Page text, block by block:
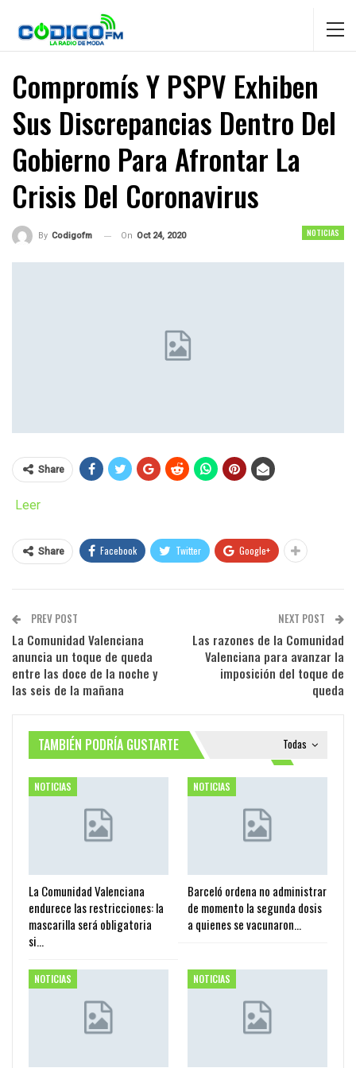
Compromís Y PSPV Exhiben
Sus Discrepancias Dentro Del
Gobierno Para Afrontar La
Crisis Del Coronavirus
NOTICIAS
By Codigofm On Oct 24, 2020
Share
Leer
Share Facebook Twitter Google+
PREV POST
La Comunidad Valenciana
anuncia un toque de queda
entre las doce de la noche y
las seis de la mañana
NEXT POST
Las razones de la Comunidad
Valenciana para avanzar la
imposición del toque de
queda
Todas
TAMBIÉN PODRÍA GUSTARTE
NOTICIAS
La Comunidad Valenciana
endurece las restricciones: la
mascarilla será obligatoria
si…
NOTICIAS
Barceló ordena no administrar
de momento la segunda dosis
a quienes se vacunaron…
NOTICIAS NOTICIAS